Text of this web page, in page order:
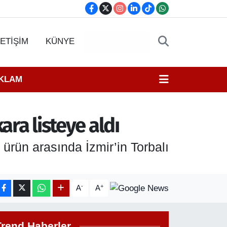
KÜNYE
listeye aldı
arasında İzmir’in Torbalı
A- A+